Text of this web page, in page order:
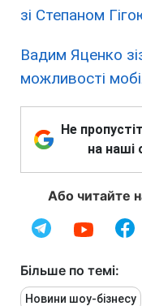
зі Степаном
Вадим Яценко
можливості
Не
на наші
Або читайте
Більше по темі:
Новини шоу-бізнесу